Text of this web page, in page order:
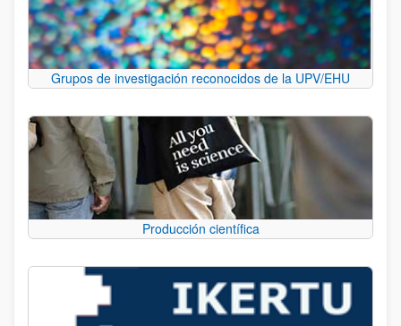
Grupos de investigación reconocidos de la UPV/EHU
Producción científica